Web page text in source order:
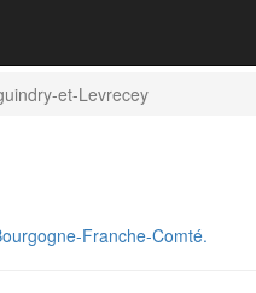
et-Levrecey
Franche-Comté.